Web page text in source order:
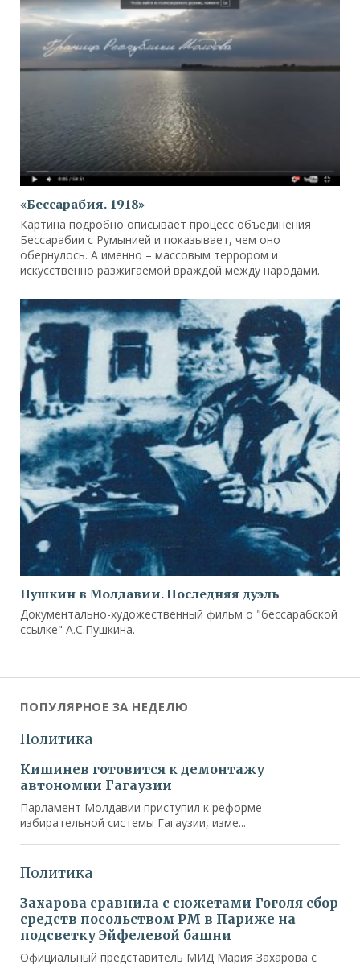
«Бессарабия. 1918»
Картина подробно описывает процесс объединения
Бессарабии с Румынией и показывает, чем оно
обернулось. А именно – массовым террором и
искусственно разжигаемой враждой между народами.
Пушкин в Молдавии. Последняя дуэль
Документально-художественный фильм о "бессарабской
ссылке" А.С.Пушкина.
ПОПУЛЯРНОЕ ЗА НЕДЕЛЮ